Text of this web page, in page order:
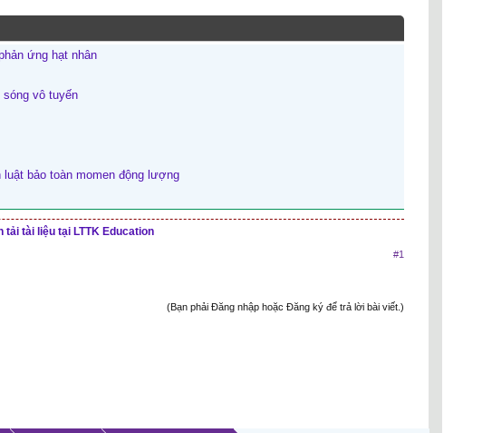
ứng hạt nhân
vô tuyến
bảo toàn momen động lượng
tải tài liệu tại LTTK Education
#1
(Bạn phải Đăng nhập hoặc Đăng ký để trả lời bài viết.)